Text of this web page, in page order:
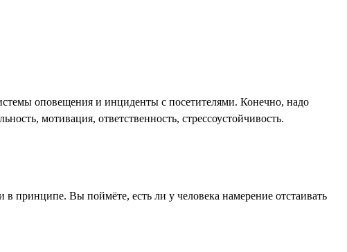
оповещения и инциденты с посетителями. Конечно, надо
мотивация, ответственность, стрессоустойчивость.
принципе. Вы поймёте, есть ли у человека намерение отстаивать